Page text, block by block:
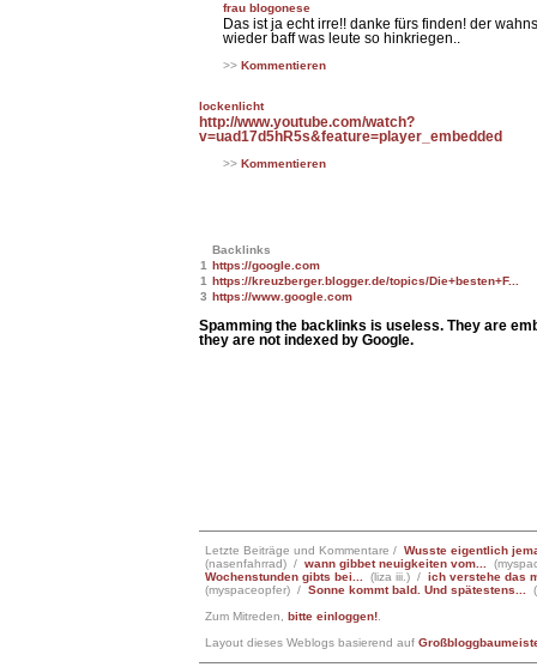
frau blogonese
Das ist ja echt irre!! danke fürs finden! der
wieder baff was leute so hinkriegen..
>> Kommentieren
lockenlicht
http://www.youtube.com/watch?
v=uad17d5hR5s&feature=player_embedded
>> Kommentieren
Backlinks
1 https://google.com
1 https://kreuzberger.blogger.de/topics/Die+besten+F...
3 https://www.google.com
Spamming the backlinks is useless. They are
they are not indexed by Google.
Letzte Beiträge und Kommentare / Wusste eigentlich
(nasenfahrrad) / wann gibbet neuigkeiten vom...
Wochenstunden gibts bei...
(liza iii.) / ich verstehe das
(myspaceopfer) / Sonne kommt bald. Und spätestens...
Zum Mitreden, bitte einloggen!
Layout dieses Weblogs basierend auf